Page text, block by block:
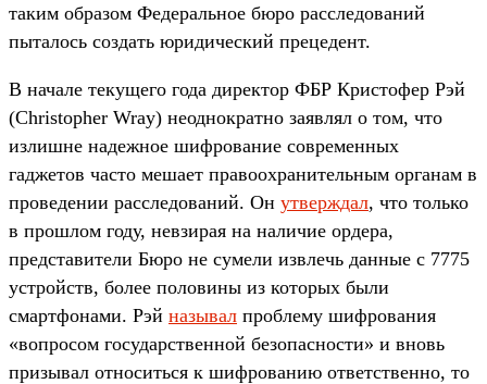
таким образом Федеральное бюро расследований
пыталось создать юридический прецедент.
В начале текущего года директор ФБР Кристофер Рэй
(Christopher Wray) неоднократно заявлял о том, что
излишне надежное шифрование современных
гаджетов часто мешает правоохранительным органам в
проведении расследований. Он утверждал, что только
в прошлом году, невзирая на наличие ордера,
представители Бюро не сумели извлечь данные с 7775
устройств, более половины из которых были
смартфонами. Рэй называл проблему шифрования
«вопросом государственной безопасности» и вновь
призывал относиться к шифрованию ответственно, то